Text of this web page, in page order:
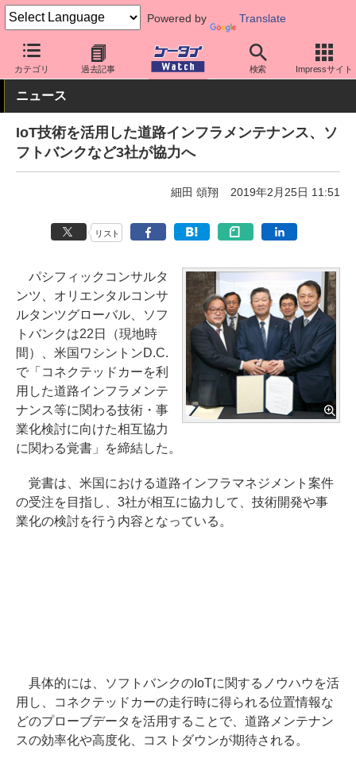
Powered by Translate
カテゴリ 過去記事 検索 Impressサイト
ケータイ Watch 業界動向 企業動向
ニュース
IoT技術を活用した道路インフラメンテナンス、ソ
フトバンクなど3社が協力へ
細田 頌翔 2019年2月25日 11:51
リスト
パシフィックコンサルタ
ンツ、オリエンタルコンサ
ルタンツグローバル、ソフ
トバンクは22日（現地時
間）、米国ワシントンD.C.
で「コネクテッドカーを利
用した道路インフラメンテ
ナンス等に関わる技術・事
業化検討に向けた相互協力
に関わる覚書」を締結した。
覚書は、米国における道路インフラマネジメント案件
の受注を目指し、3社が相互に協力して、技術開発や事
業化の検討を行う内容となっている。
具体的には、ソフトバンクのIoTに関するノウハウを活
用し、コネクテッドカーの走行時に得られる位置情報な
どのプローブデータを活用することで、道路メンテナン
スの効率化や高度化、コストダウンが期待される。